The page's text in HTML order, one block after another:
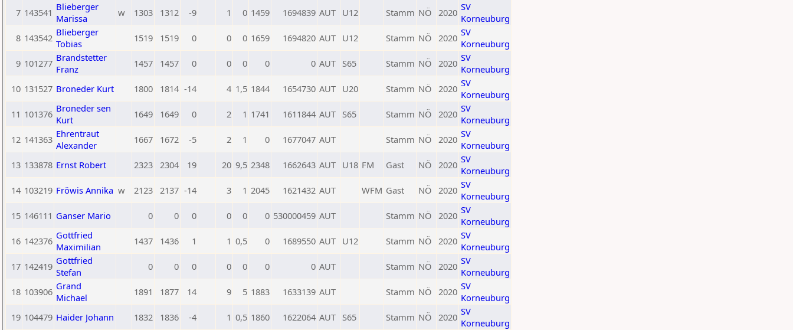
7 143541 Blieberger
Marissa
w 1303 1312 -9 1 0 1459 1694839 AUT U12 Stamm NÖ 2020 SV
Korneuburg
8 143542 Blieberger
Tobias
1519 1519 0 0 0 1659 1694820 AUT U12 Stamm NÖ 2020 SV
Korneuburg
9 101277 Brandstetter
Franz
1457 1457 0 0 0 0 0 AUT S65 Stamm NÖ 2020 SV
Korneuburg
10 131527 Broneder Kurt 1800 1814 -14 4 1,5 1844 1654730 AUT U20 Stamm NÖ 2020 SV
Korneuburg
11 101376 Broneder sen
Kurt
1649 1649 0 2 1 1741 1611844 AUT S65 Stamm NÖ 2020 SV
Korneuburg
12 141363 Ehrentraut
Alexander
1667 1672 -5 2 1 0 1677047 AUT Stamm NÖ 2020 SV
Korneuburg
13 133878 Ernst Robert 2323 2304 19 20 9,5 2348 1662643 AUT U18 FM Gast NÖ 2020 SV
Korneuburg
14 103219 Fröwis Annika w 2123 2137 -14 3 1 2045 1621432 AUT WFM Gast NÖ 2020 SV
Korneuburg
15 146111 Ganser Mario 0 0 0 0 0 0 530000459 AUT Stamm NÖ 2020 SV
Korneuburg
16 142376 Gottfried
Maximilian
1437 1436 1 1 0,5 0 1689550 AUT U12 Stamm NÖ 2020 SV
Korneuburg
17 142419 Gottfried
Stefan
0 0 0 0 0 0 0 AUT Stamm NÖ 2020 SV
Korneuburg
18 103906 Grand
Michael
1891 1877 14 9 5 1883 1633139 AUT Stamm NÖ 2020 SV
Korneuburg
19 104479 Haider Johann 1832 1836 -4 1 0,5 1860 1622064 AUT S65 Stamm NÖ 2020 SV
Korneuburg